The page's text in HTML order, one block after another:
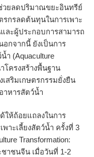
วยลดปริมาณขยะอินทรีย์
กรลดต้นทุนในการเพาะ
ละผู้ประกอบการสามารถ
กจากนี้ ยังเป็นการ
ำ (Aquaculture
โครงสร้างพื้นฐาน
เสริมเกษตรกรรมยั่งยืน
าหารสัตว์น้ำ
ให้ถ้อยแถลงในการ
าะเลี้ยงสัตว์น้ำ ครั้งที่ 3
Transformation:
าชนจีน เมื่อวันที่ 1-2